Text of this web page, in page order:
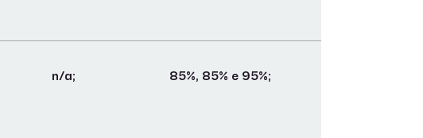
n/a; 85%, 85% e 95%;